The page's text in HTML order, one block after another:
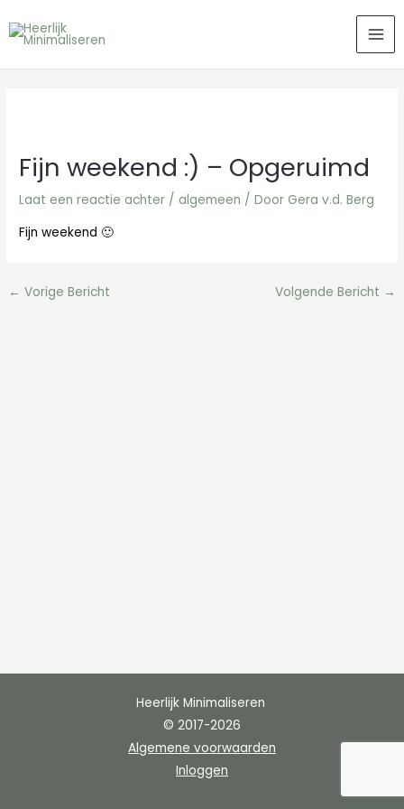
naar
Fijn weekend :) – Opgeruimd
Laat een reactie achter / algemeen / Door Gera v.d. Berg
Fijn weekend 🙂
← Vorige Bericht Volgende Bericht →
Heerlijk Minimaliseren
© 2017-2026
Algemene voorwaarden
Inloggen